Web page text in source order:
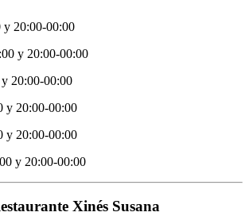
y 20:00-00:00
y 20:00-00:00
y 20:00-00:00
y 20:00-00:00
y 20:00-00:00
y 20:00-00:00
Xinés Susana